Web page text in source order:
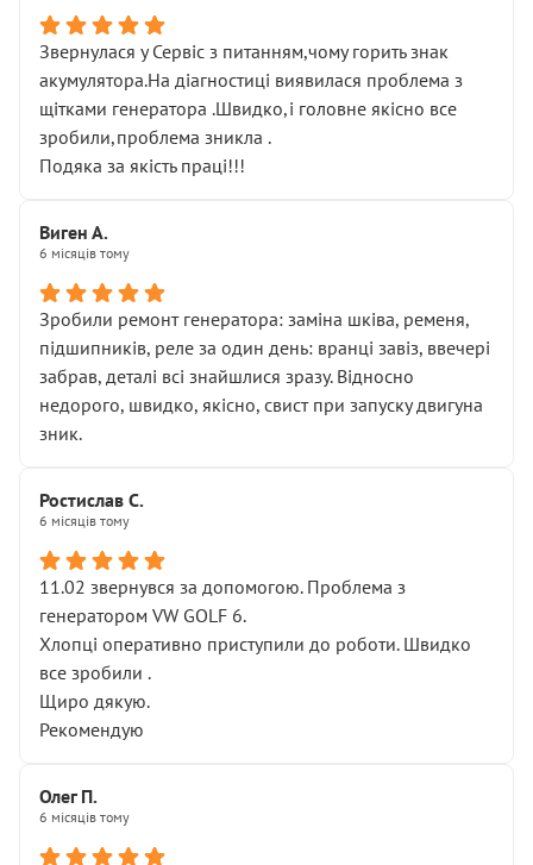
Звернулася у Сервіс з питанням,чому горить знак
акумулятора.На діагностиці виявилася проблема з
щітками генератора .Швидко,і головне якісно все
зробили,проблема зникла .
Подяка за якість праці!!!
Виген А.
6 місяців тому
Зробили ремонт генератора: заміна шківа, ременя,
підшипників, реле за один день: вранці завіз, ввечері
забрав, деталі всі знайшлися зразу. Відносно
недорого, швидко, якісно, свист при запуску двигуна
зник.
Ростислав С.
6 місяців тому
11.02 звернувся за допомогою. Проблема з
генератором VW GOLF 6.
Хлопці оперативно приступили до роботи. Швидко
все зробили .
Щиро дякую.
Рекомендую
Олег П.
6 місяців тому